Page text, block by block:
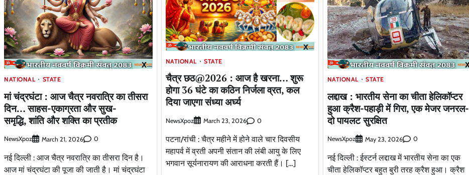
NATIONAL STATE
मां चंद्रघंटा : आज चैत्र नवरात्रि का तीसरा
दिन… साहस-एकाग्रता और सुख-
समृद्धि, शांति और शक्ति का प्रतीक
NewsXpoz March 21, 2026 0
नई दिल्ली : आज चैत्र नवरात्रि का तीसरा दिन है।
आज मां चंद्रघंटा की पूजा की जाती है। मां चंद्रघंटा
NATIONAL STATE
चैत्र छठ@2026 : आज है खरना… शुरू
होगा 36 घंटे का कठिन निर्जला व्रत, कल
दिया जाएगा संध्या अर्घ्य
NewsXpoz March 23, 2026 0
पटना/रांची : चैत्र महीने में होने वाले चार दिवसीय
महापर्व में व्रती अपनी संतान की लंबी आयु के लिए
भगवान सूर्यनारायण की आराधना करती हैं। […]
NATIONAL STATE
लद्दाख : भारतीय सेना का चीता हेलिकॉप्टर
हुआ क्रैश-पहाड़ी में गिरा, एक मेजर जनरल-
दो पायलट सुरक्षित
NewsXpoz May 23, 2026 0
नई दिल्ली : ईस्टर्न लद्दाख में भारतीय सेना का एक
चीता हेलिकॉप्टर बहुत बुरी तरह क्रैश हुआ। क्रैश